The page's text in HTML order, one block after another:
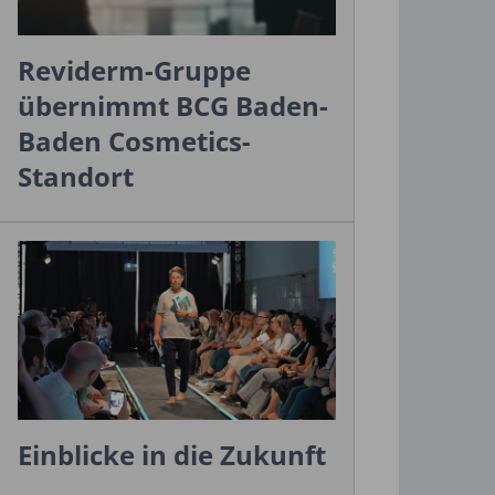
Reviderm-Gruppe
übernimmt BCG Baden-
Baden Cosmetics-
Standort
Einblicke in die Zukunft